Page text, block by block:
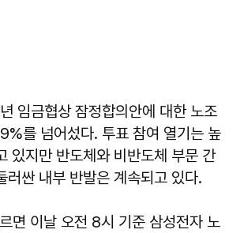
임금협상 잠정합의안에 대한 노조
를 넘어섰다. 투표 참여 열기는 높
있지만 반도체와 비반도체 부문 간
러싼 내부 반발은 계속되고 있다.
면 이날 오전 8시 기준 삼성전자 노